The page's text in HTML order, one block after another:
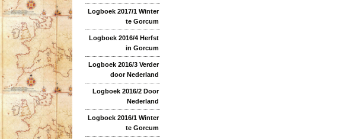
Logboek 2017/1 Winter
te Gorcum
Logboek 2016/4 Herfst
in Gorcum
Logboek 2016/3 Verder
door Nederland
Logboek 2016/2 Door
Nederland
Logboek 2016/1 Winter
te Gorcum